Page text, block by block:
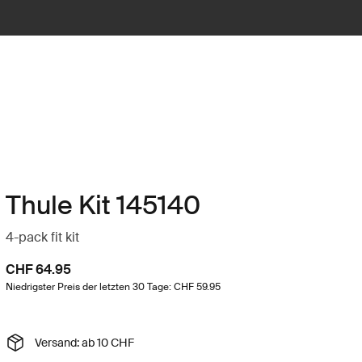
Thule Kit 145140
4-pack fit kit
CHF 64.95
Niedrigster Preis der letzten 30 Tage: CHF 59.95
Versand: ab 10 CHF